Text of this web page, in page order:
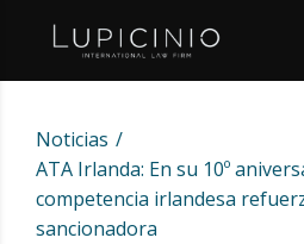
Noticias
ATA Irlanda: En su 10º
competencia irlandesa
sancionadora